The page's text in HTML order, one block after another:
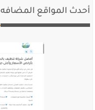
أحدث المواقع المضافه